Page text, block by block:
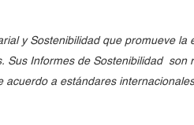
y Sostenibilidad que promueve
Informes de Sostenibilidad son
a estándares